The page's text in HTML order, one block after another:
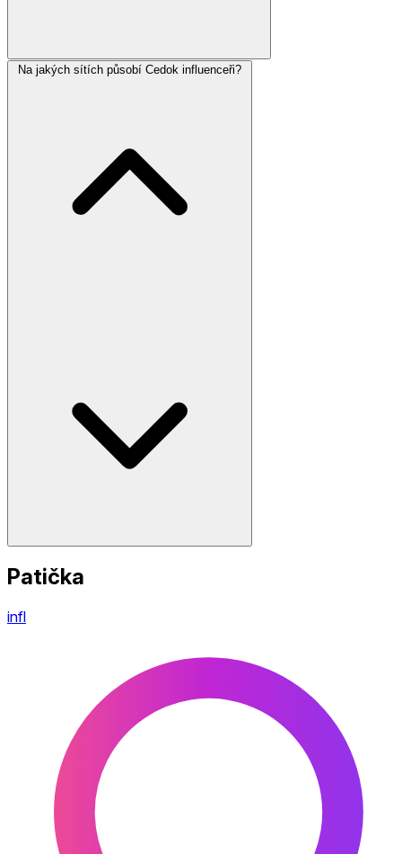
Na jakých sítích působí Cedok influenceři?
Patička
infl